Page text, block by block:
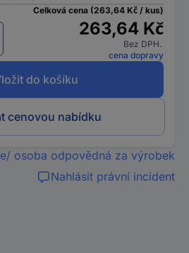
Celková cena (263,64 Kč / kus)
263,64 Kč
Bez DPH.
cena dopravy
do košíku
cenovou nabídku
osoba odpovědná za výrobek
Nahlásit právní incident